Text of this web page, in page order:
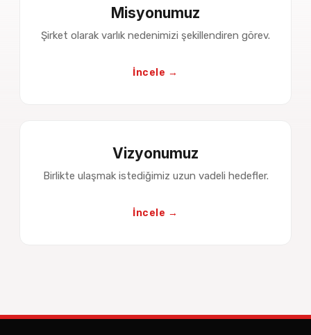
Misyonumuz
Şirket olarak varlık nedenimizi şekillendiren görev.
İncele →
Vizyonumuz
Birlikte ulaşmak istediğimiz uzun vadeli hedefler.
İncele →